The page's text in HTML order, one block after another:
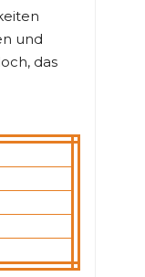
und
das